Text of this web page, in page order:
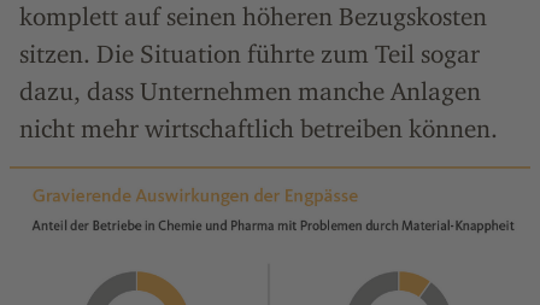
komplett auf seinen höheren Bezugskosten
sitzen. Die Situation führte zum Teil sogar
dazu, dass Unternehmen manche Anlagen
nicht mehr wirtschaftlich betreiben können.